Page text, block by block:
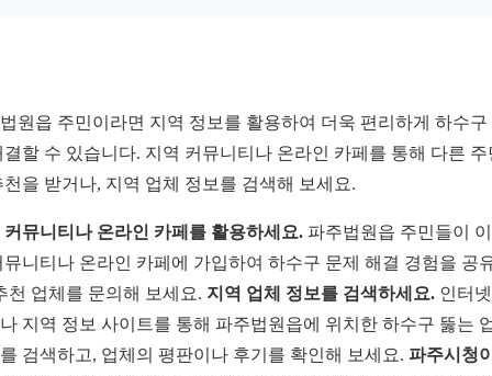
원읍 주민이라면 지역 정보를 활용하여 더욱 편리하게 하수구
결할 수 있습니다. 지역 커뮤니티나 온라인 카페를 통해 다른 주
천을 받거나, 지역 업체 정보를 검색해 보세요.
커뮤니티나 온라인 카페를 활용하세요. 파주법원읍 주민들이
뮤니티나 온라인 카페에 가입하여 하수구 문제 해결 경험을 공
천 업체를 문의해 보세요. 지역 업체 정보를 검색하세요. 인터
지역 정보 사이트를 통해 파주법원읍에 위치한 하수구 뚫는
검색하고, 업체의 평판이나 후기를 확인해 보세요. 파주시청